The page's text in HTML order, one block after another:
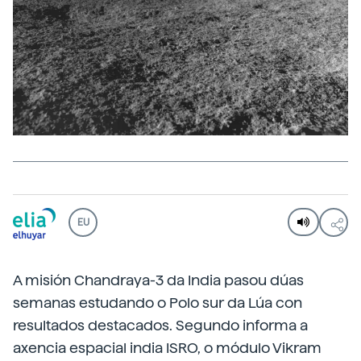
EU
A misión Chandraya-3 da India pasou dúas
semanas estudando o Polo sur da Lúa con
resultados destacados. Segundo informa a
axencia espacial india ISRO, o módulo Vikram